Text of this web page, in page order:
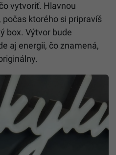
vytvoriť. Hlavnou
ktorého si pripravíš
box. Výtvor bude
aj energii, čo znamená,